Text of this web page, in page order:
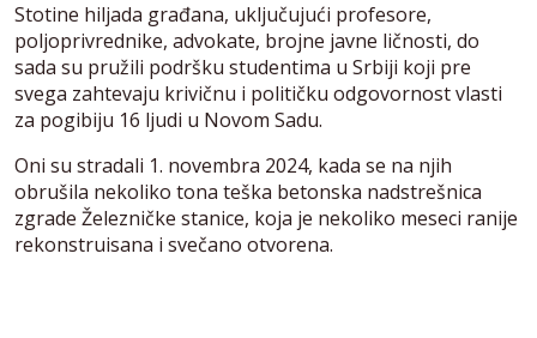
Stotine hiljada građana, uključujući profesore,
poljoprivrednike, advokate, brojne javne ličnosti, do
sada su pružili podršku studentima u Srbiji koji pre
svega zahtevaju krivičnu i političku odgovornost vlasti
za pogibiju 16 ljudi u Novom Sadu.
Oni su stradali 1. novembra 2024, kada se na njih
obrušila nekoliko tona teška betonska nadstrešnica
zgrade Železničke stanice, koja je nekoliko meseci ranije
rekonstruisana i svečano otvorena.